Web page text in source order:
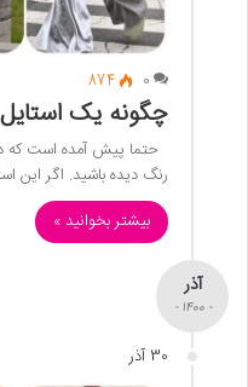
0
874
چگونه یک
حتما پیش آمده است که
رنگ دیده باشید. اگر این
بیشتر بخوانید »
آذر
- 1400 -
30 آذر